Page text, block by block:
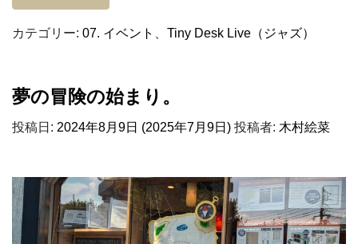
カテゴリー: 07. イベント Tiny Desk Live（ジャズ）
夢の冒険の始まり。
投稿日: 2024年8月9日 (2025年7月9日) 投稿者: 木村絵菜